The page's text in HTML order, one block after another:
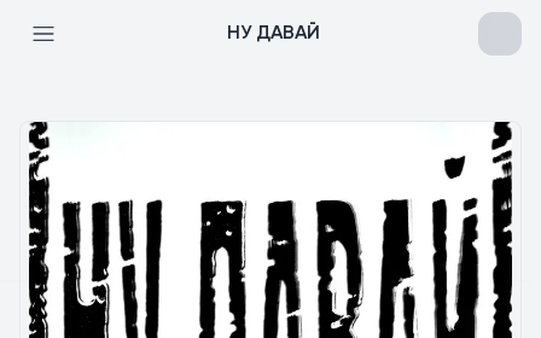
НУ ДАВАЙ